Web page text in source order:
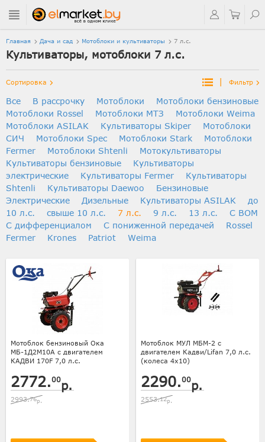
Главная Дача и сад Мотоблоки и культиваторы 7 л.с.
Культиваторы, мотоблоки 7 л.с.
Сортировка | Фильтр
Все В рассрочку Мотоблоки
Мотоблоки бензиновые
Мотоблоки Rossel
Мотоблоки МТЗ
Мотоблоки Weima
Мотоблоки ASILAK
Культиваторы Skiper
Мотоблоки
СИЧ
Мотоблоки Spec Мотоблоки Stark
Мотоблоки
Fermer
Мотоблоки Shtenli
Мотокультиваторы
Культиваторы бензиновые
Культиваторы
электрические
Культиваторы Fermer
Культиваторы
Shtenli
Культиваторы Daewoo
Бензиновые
Электрические
Дизельные Культиваторы ASILAK
до
10 л.с.
свыше 10 л.с. 7 л.с. 9 л.с. 13 л.с.
С ВОМ
С дифференциалом
C пониженной передачей
Rossel
Fermer
Krones Patriot Weima
Мотоблок бензиновый Ока
МБ-1Д2М10А с двигателем
КАДВИ 170F 7,0 л.с.
2772.00р.
2993.76р.
Мотоблок МУЛ МБМ-2 с
двигателем Кадви/Lifan 7,0 л.с.
(колеса 4х10)
2290.00р.
2553.12р.